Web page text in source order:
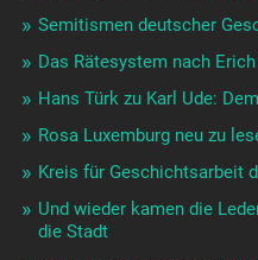
Semitismen deutscher
Das Rätesystem nach
Hans Türk zu Karl Ude:
Rosa Luxemburg neu zu
Kreis für Geschichtsarbeit
Und wieder kamen die
die Stadt